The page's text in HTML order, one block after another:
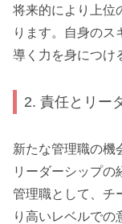
将来的により上位
ります。自身のス
導く力を身につけ
2. 責任とリー
新たな管理職の機
リーダーシップの
管理職として、チ
り高いレベルでの